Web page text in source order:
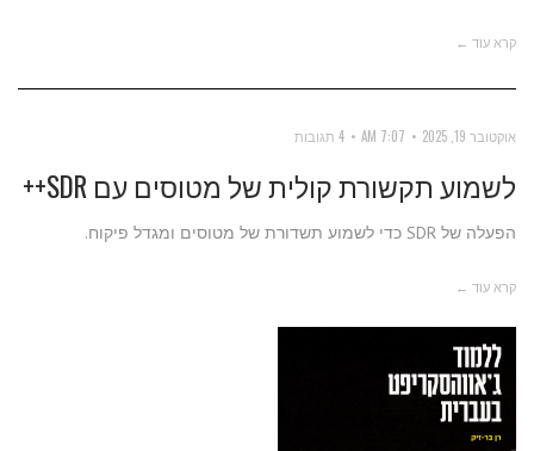
קרא עוד ←
אוקטובר 19, 2025 7:07 AM 4 תגובות
לשמוע תקשורת קולית של מטוסים עם SDR++
הפעלה של SDR כדי לשמוע תשדורת של מטוסים ומגדל פיקוח.
קרא עוד ←